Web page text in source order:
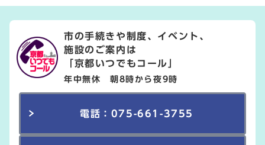
市の手続きや制度、イベント、
施設のご案内は
「京都いつでもコール」
年中無休 朝8時から夜9時
電話：075-661-3755